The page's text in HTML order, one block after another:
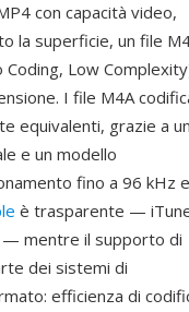
con capacità video,
la superficie, un file
Low
I file M4A
equivalenti, grazie a
e un modello
fino a 96 kHz e
è trasparente —
— mentre il supporto di
dei sistemi di
efficienza di